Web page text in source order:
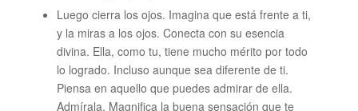
Luego cierra los ojos. Imagina que está frente a ti,
y la miras a los ojos. Conecta con su esencia
divina. Ella, como tu, tiene mucho mérito por todo
lo logrado. Incluso aunque sea diferente de ti.
Piensa en aquello que puedes admirar de ella.
Admírala. Magnifica la buena sensación que te